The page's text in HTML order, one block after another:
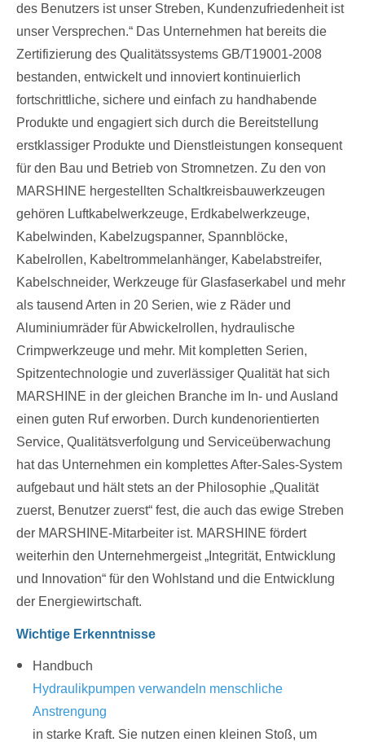
des Benutzers ist unser Streben, Kundenzufriedenheit ist
unser Versprechen.“ Das Unternehmen hat bereits die
Zertifizierung des Qualitätssystems GB/T19001-2008
bestanden, entwickelt und innoviert kontinuierlich
fortschrittliche, sichere und einfach zu handhabende
Produkte und engagiert sich durch die Bereitstellung
erstklassiger Produkte und Dienstleistungen konsequent
für den Bau und Betrieb von Stromnetzen. Zu den von
MARSHINE hergestellten Schaltkreisbauwerkzeugen
gehören Luftkabelwerkzeuge, Erdkabelwerkzeuge,
Kabelwinden, Kabelzugspanner, Spannblöcke,
Kabelrollen, Kabeltrommelanhänger, Kabelabstreifer,
Kabelschneider, Werkzeuge für Glasfaserkabel und mehr
als tausend Arten in 20 Serien, wie z Räder und
Aluminiumräder für Abwickelrollen, hydraulische
Crimpwerkzeuge und mehr. Mit kompletten Serien,
Spitzentechnologie und zuverlässiger Qualität hat sich
MARSHINE in der gleichen Branche im In- und Ausland
einen guten Ruf erworben. Durch kundenorientierten
Service, Qualitätsverfolgung und Serviceüberwachung
hat das Unternehmen ein komplettes After-Sales-System
aufgebaut und hält stets an der Philosophie „Qualität
zuerst, Benutzer zuerst“ fest, die auch das ewige Streben
der MARSHINE-Mitarbeiter ist. MARSHINE fördert
weiterhin den Unternehmergeist „Integrität, Entwicklung
und Innovation“ für den Wohlstand und die Entwicklung
der Energiewirtschaft.
Wichtige Erkenntnisse
Handbuch
Hydraulikpumpen verwandeln menschliche
Anstrengung
in starke Kraft. Sie nutzen einen kleinen Stoß, um